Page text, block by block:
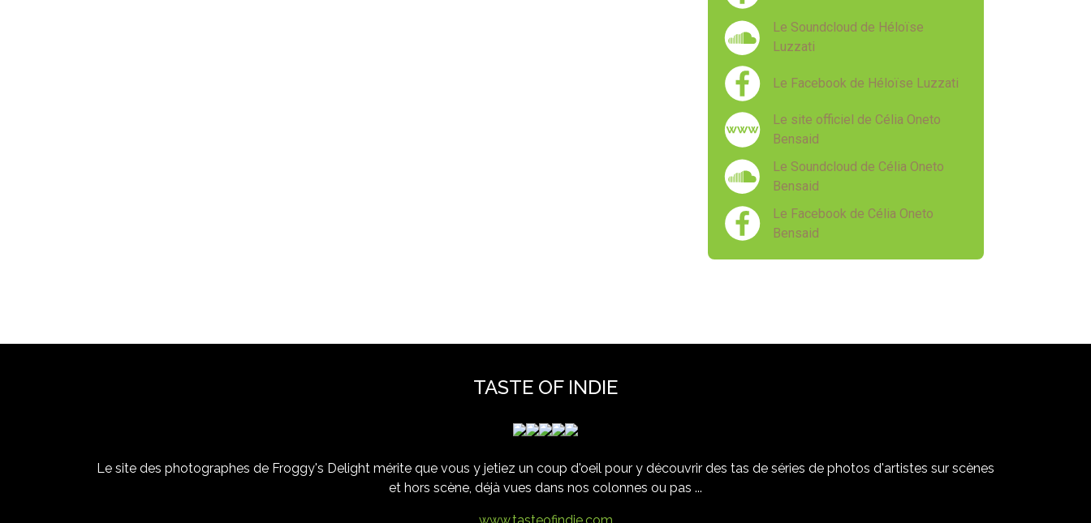
Le Soundcloud de Héloïse
Luzzati
Le Facebook de Héloïse Luzzati
Le site officiel de Célia Oneto
Bensaid
Le Soundcloud de Célia Oneto
Bensaid
Le Facebook de Célia Oneto
Bensaid
TASTE OF INDIE
Le site des photographes de Froggy's Delight mérite que vous y jetiez un coup d'oeil pour y découvrir des tas de séries de photos d'artistes sur scènes
et hors scène, déjà vues dans nos colonnes ou pas ...